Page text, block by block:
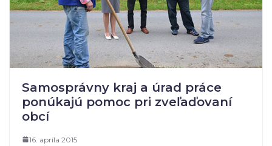
Samosprávny kraj a úrad práce
ponúkajú pomoc pri zveľaďovaní
obcí
16. apríla 2015